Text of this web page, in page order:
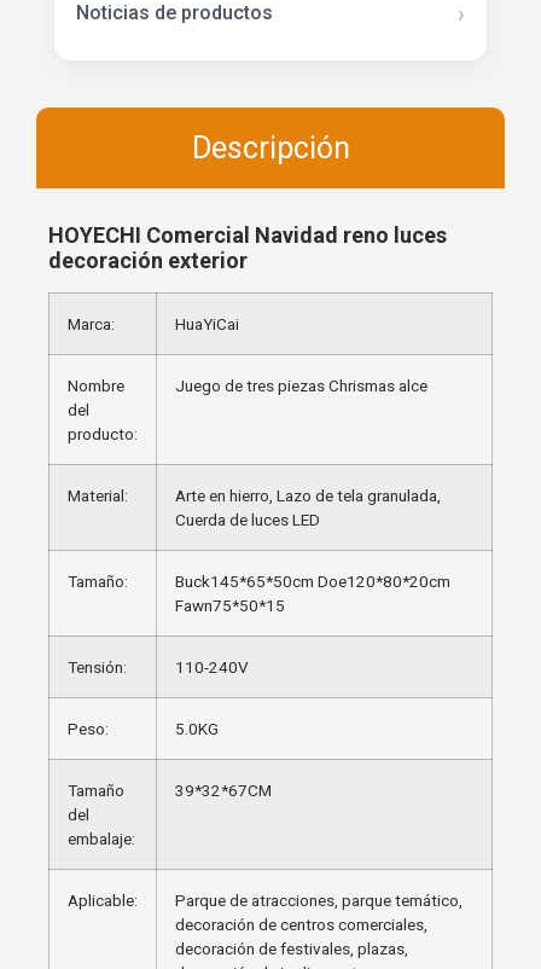
Noticias de productos
Descripción
HOYECHI Comercial Navidad reno luces
decoración exterior
Marca: HuaYiCai
Nombre
del
producto:
Juego de tres piezas Chrismas alce
Material:
Arte en hierro, Lazo de tela granulada,
Cuerda de luces LED
Tamaño:
Buck145*65*50cm Doe120*80*20cm
Fawn75*50*15
Tensión: 110-240V
Peso: 5.0KG
Tamaño
del
embalaje:
39*32*67CM
Aplicable:
Parque de atracciones, parque temático,
decoración de centros comerciales,
decoración de festivales, plazas,